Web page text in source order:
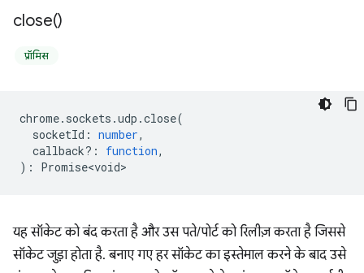
close()
प्रॉमिस
chrome. sockets .udp .close(
socketId : number,
callback? : function,
) : Promise<void>
यह सॉकेट को बंद करता है और उस पते/पोर्ट को रिलीज़ करता है जिससे
सॉकेट जुड़ा होता है. बनाए गए हर सॉकेट का इस्तेमाल करने के बाद उसे